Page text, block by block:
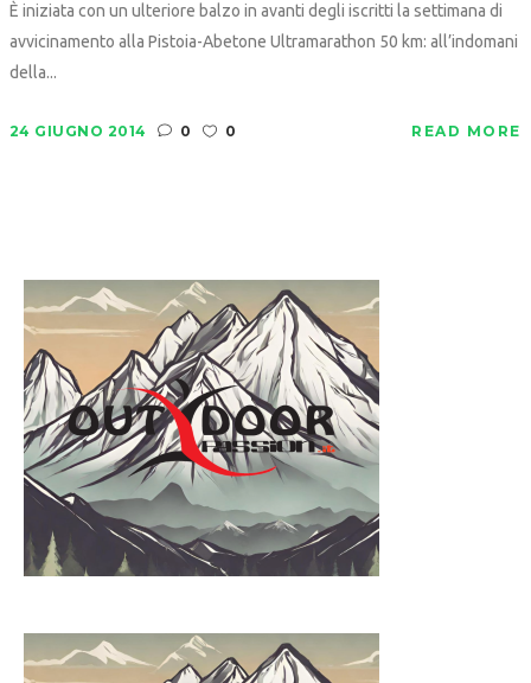
È iniziata con un ulteriore balzo in avanti degli iscritti la settimana di
avvicinamento alla Pistoia-Abetone Ultramarathon 50 km: all’indomani
della...
24 GIUGNO 2014 0 0 READ MORE